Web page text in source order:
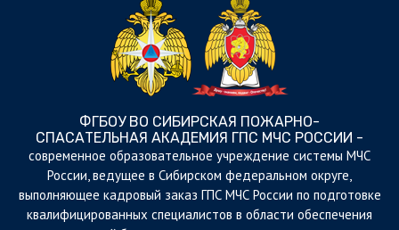
ФГБОУ ВО СИБИРСКАЯ ПОЖАРНО-
СПАСАТЕЛЬНАЯ АКАДЕМИЯ ГПС МЧС РОССИИ -
cовременное образовательное учреждение системы МЧС
России, ведущее в Сибирском федеральном округе,
выполняющее кадровый заказ ГПС МЧС России по подготовке
квалифицированных специалистов в области обеспечения